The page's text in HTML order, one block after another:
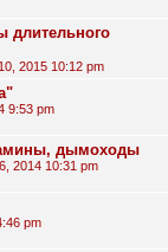
длительного
2015 10:12 pm
9:53 pm
дымоходы
2014 10:31 pm
pm